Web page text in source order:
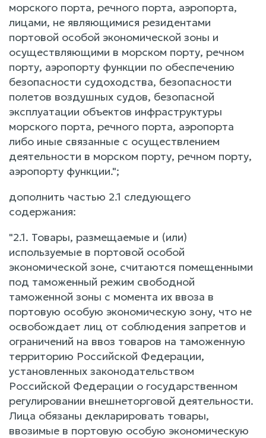
морского порта, речного порта, аэропорта,
лицами, не являющимися резидентами
портовой особой экономической зоны и
осуществляющими в морском порту, речном
порту, аэропорту функции по обеспечению
безопасности судоходства, безопасности
полетов воздушных судов, безопасной
эксплуатации объектов инфраструктуры
морского порта, речного порта, аэропорта
либо иные связанные с осуществлением
деятельности в морском порту, речном порту,
аэропорту функции.";
дополнить частью 2.1 следующего
содержания:
"2.1. Товары, размещаемые и (или)
используемые в портовой особой
экономической зоне, считаются помещенными
под таможенный режим свободной
таможенной зоны с момента их ввоза в
портовую особую экономическую зону, что не
освобождает лиц от соблюдения запретов и
ограничений на ввоз товаров на таможенную
территорию Российской Федерации,
установленных законодательством
Российской Федерации о государственном
регулировании внешнеторговой деятельности.
Лица обязаны декларировать товары,
ввозимые в портовую особую экономическую